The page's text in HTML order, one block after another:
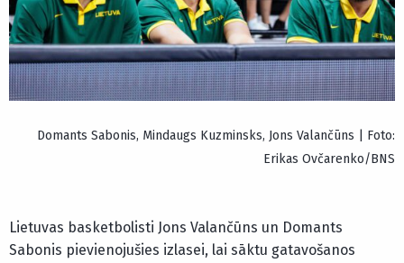
Domants Sabonis, Mindaugs Kuzminsks, Jons Valančūns | Foto:
Erikas Ovčarenko/BNS
Lietuvas basketbolisti Jons Valančūns un Domants
Sabonis pievienojušies izlasei, lai sāktu gatavošanos